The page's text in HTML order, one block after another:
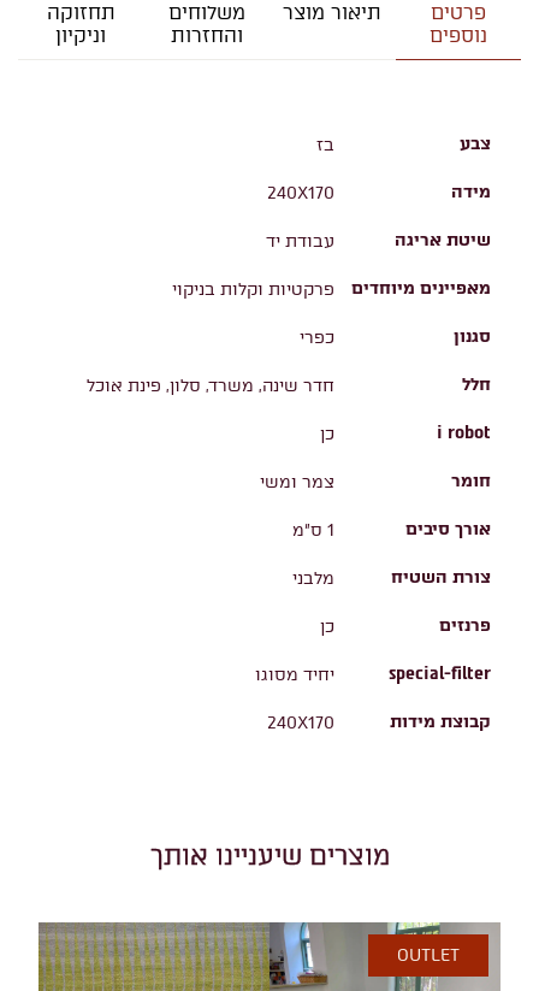
פרטים
נוספים
תיאור מוצר
משלוחים
והחזרות
תחזוקה
וניקיון
צבע בז
מידה 240X170
שיטת אריגה עבודת יד
מאפיינים מיוחדים פרקטיות וקלות בניקוי
סגנון כפרי
חלל חדר שינה, משרד, סלון, פינת אוכל
i robot כן
חומר צמר ומשי
אורך סיבים 1 ס"מ
צורת השטיח מלבני
פרנזים כן
special-filter יחיד מסוגו
קבוצת מידות 240X170
מוצרים שיעניינו אותך
OUTLET